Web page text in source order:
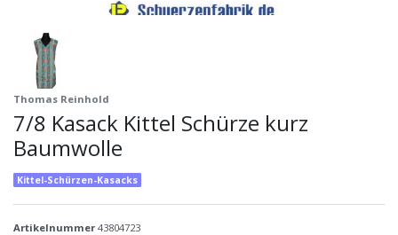
Thomas Reinhold
7/8 Kasack Kittel Schürze kurz
Baumwolle
Kittel-Schürzen-Kasacks
Artikelnummer 43804723